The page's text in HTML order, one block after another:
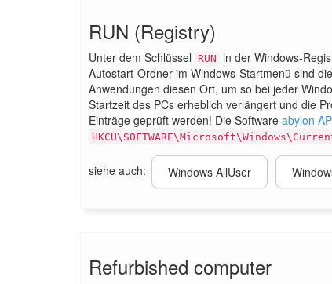
RUN (Registry)
Unter dem Schlüssel RUN in der Windows-
Autostart-Ordner im Windows-Startmenü sind
Anwendungen diesen Ort, um so bei jeder
Startzeit des PCs erheblich verlängert und die
Einträge geprüft werden! Die Software abylon
siehe auch: Windows AllUser
Refurbished computer